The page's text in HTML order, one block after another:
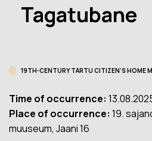
Tagatubane
19TH-CENTURY TARTU CITIZEN’S HOME
Time of occurrence:
Place of occurrence: 19.
muuseum, Jaani 16